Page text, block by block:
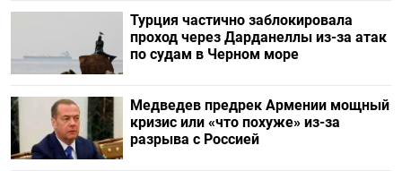
Турция частично заблокировала
проход через Дарданеллы из-за атак
по судам в Черном море
Медведев предрек Армении мощный
кризис или «что похуже» из-за
разрыва с Россией